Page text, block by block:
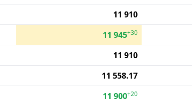
11 910
11 945+30
11 910
11 558.17
11 900+20